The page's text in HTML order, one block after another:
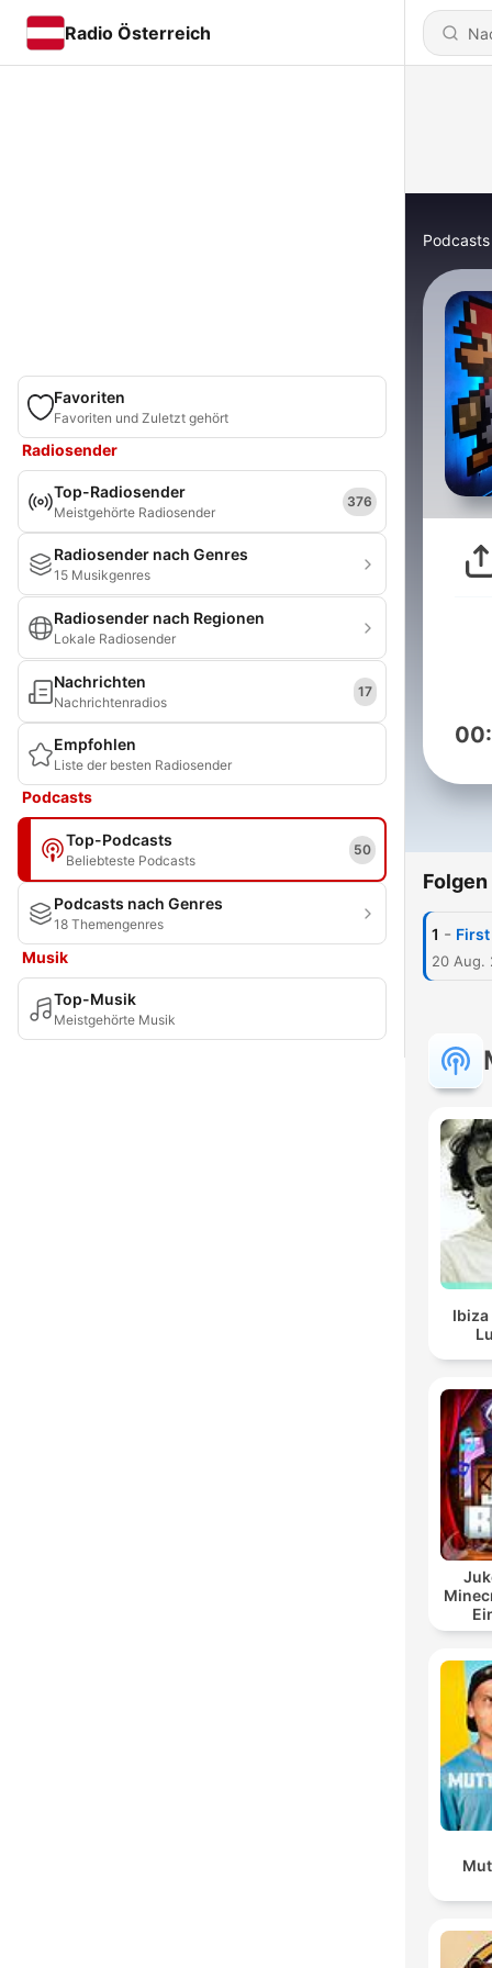
Radio Österreich
Favoriten
Favoriten und Zuletzt gehört
Radiosender
Top-Radiosender
Meistgehörte Radiosender
376
Radiosender nach Genres
15 Musikgenres
Radiosender nach Regionen
Lokale Radiosender
Nachrichten
Nachrichtenradios
17
Empfohlen
Liste der besten Radiosender
Podcasts
Top-Podcasts
Beliebteste Podcasts
50
Podcasts nach Genres
18 Themengenres
Musik
Top-Musik
Meistgehörte Musik
Podcasts
Folgen
1 -
20 Aug.